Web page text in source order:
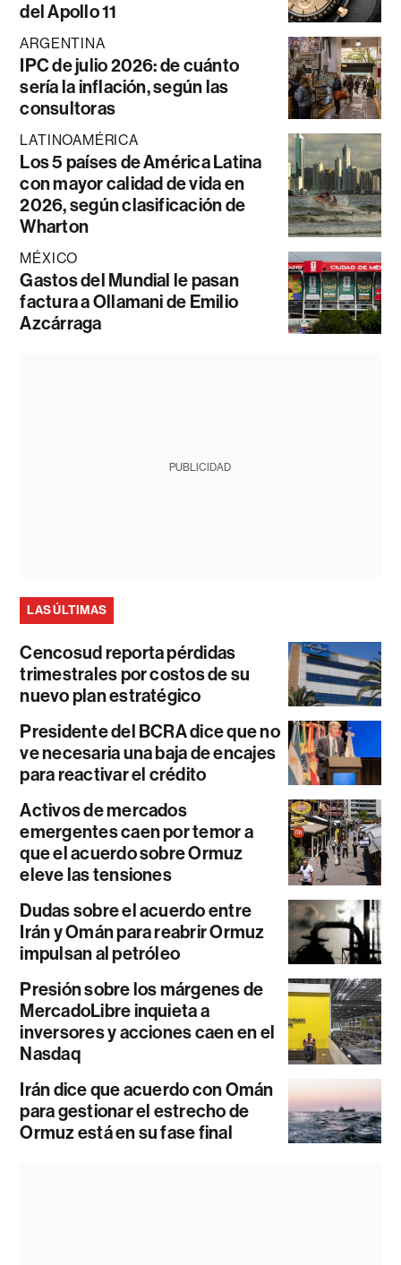
del Apollo 11
ARGENTINA
IPC de julio 2026: de cuánto
sería la inflación, según las
consultoras
LATINOAMÉRICA
Los 5 países de América Latina
con mayor calidad de vida en
2026, según clasificación de
Wharton
MÉXICO
Gastos del Mundial le pasan
factura a Ollamani de Emilio
Azcárraga
PUBLICIDAD
LAS ÚLTIMAS
Cencosud reporta pérdidas
trimestrales por costos de su
nuevo plan estratégico
Presidente del BCRA dice que no
ve necesaria una baja de encajes
para reactivar el crédito
Activos de mercados
emergentes caen por temor a
que el acuerdo sobre Ormuz
eleve las tensiones
Dudas sobre el acuerdo entre
Irán y Omán para reabrir Ormuz
impulsan al petróleo
Presión sobre los márgenes de
MercadoLibre inquieta a
inversores y acciones caen en el
Nasdaq
Irán dice que acuerdo con Omán
para gestionar el estrecho de
Ormuz está en su fase final